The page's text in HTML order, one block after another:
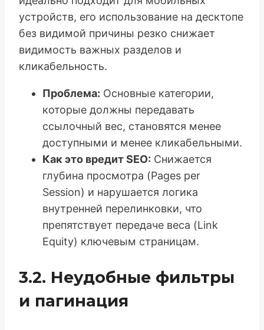
устройств, его использование на десктопе
без видимой причины резко снижает
видимость важных разделов и
кликабельность.
Проблема: Основные категории,
которые должны передавать
ссылочный вес, становятся менее
доступными и менее кликабельными.
Как это вредит SEO: Снижается
глубина просмотра (Pages per
Session) и нарушается логика
внутренней перелинковки, что
препятствует передаче веса (Link
Equity) ключевым страницам.
3.2. Неудобные фильтры
и пагинация